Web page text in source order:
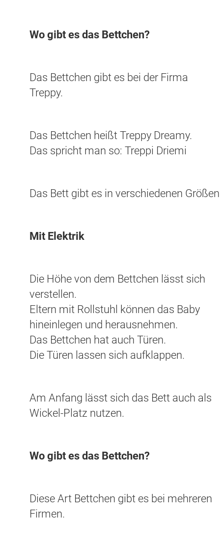
Wo gibt es das Bettchen?
Das Bettchen gibt es bei der Firma
Treppy.
Das Bettchen heißt Treppy Dreamy.
Das spricht man so: Treppi Driemi
Das Bett gibt es in verschiedenen
Mit Elektrik
Die Höhe von dem Bettchen lässt sich
verstellen.
Eltern mit Rollstuhl können das Baby
hineinlegen und herausnehmen.
Das Bettchen hat auch Türen.
Die Türen lassen sich aufklappen.
Am Anfang lässt sich das Bett auch als
Wickel-Platz nutzen.
Wo gibt es das Bettchen?
Diese Art Bettchen gibt es bei mehreren
Firmen.